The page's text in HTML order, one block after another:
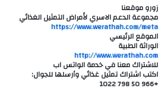
زورو موقعنا
مجموعة الدعم الاسري لأمراض التمثيل الغذائي
https://www.werathah.com/meta
الموقع الرئيسي
الوراثة الطبية
http://www.werathah.com
للاشتراك معنا في خدمة الواتس اب
اكتب اشتراك تمثيل غذائي وأرسلها للجوال:
+966 50 798 1022